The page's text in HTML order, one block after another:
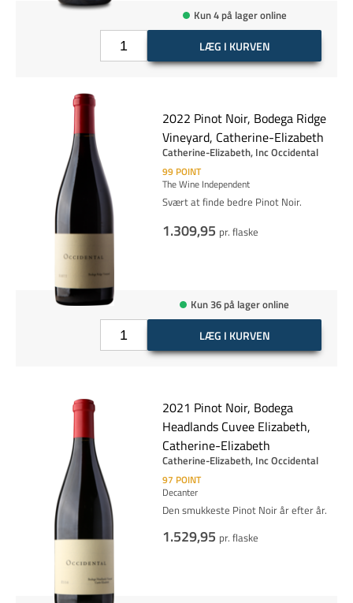
Kun 4 på lager online
LÆG I KURVEN
2022 Pinot Noir, Bodega Ridge
Vineyard, Catherine-Elizabeth
Catherine-Elizabeth, Inc Occidental
99 POINT
The Wine Independent
Svært at finde bedre Pinot Noir.
1.309,95 pr. flaske
Kun 36 på lager online
LÆG I KURVEN
2021 Pinot Noir, Bodega
Headlands Cuvee Elizabeth,
Catherine-Elizabeth
Catherine-Elizabeth, Inc Occidental
97 POINT
Decanter
Den smukkeste Pinot Noir år efter år.
1.529,95 pr. flaske